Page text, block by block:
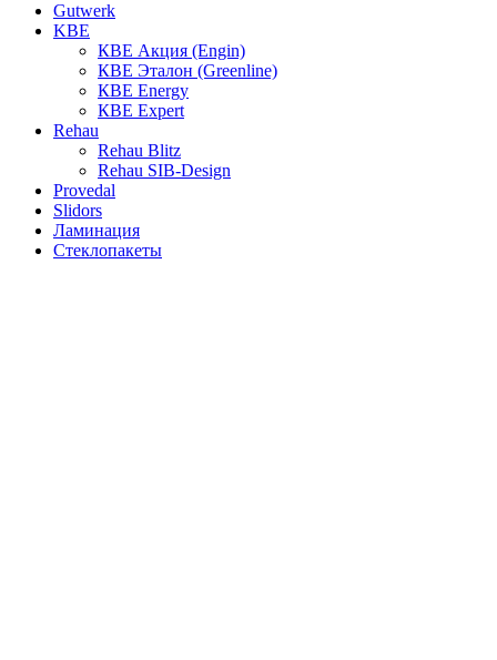
Gutwerk
KBE
КВЕ Акция (Engin)
КВЕ Эталон (Greenline)
КВЕ Energy
КВЕ Expert
Rehau
Rehau Blitz
Rehau SIB-Design
Provedal
Slidors
Ламинация
Стеклопакеты